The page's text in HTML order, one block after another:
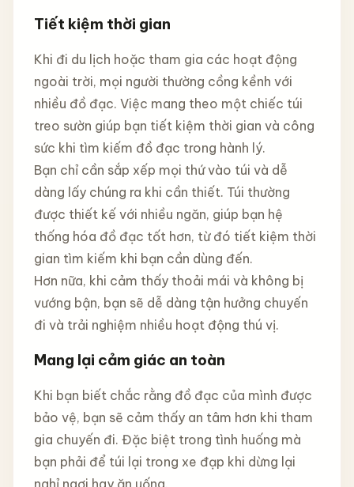
Tiết kiệm thời gian
Khi đi du lịch hoặc tham gia các hoạt động
ngoài trời, mọi người thường cồng kềnh với
nhiều đồ đạc. Việc mang theo một chiếc túi
treo sườn giúp bạn tiết kiệm thời gian và công
sức khi tìm kiếm đồ đạc trong hành lý.
Bạn chỉ cần sắp xếp mọi thứ vào túi và dễ
dàng lấy chúng ra khi cần thiết. Túi thường
được thiết kế với nhiều ngăn, giúp bạn hệ
thống hóa đồ đạc tốt hơn, từ đó tiết kiệm thời
gian tìm kiếm khi bạn cần dùng đến.
Hơn nữa, khi cảm thấy thoải mái và không bị
vướng bận, bạn sẽ dễ dàng tận hưởng chuyến
đi và trải nghiệm nhiều hoạt động thú vị.
Mang lại cảm giác an toàn
Khi bạn biết chắc rằng đồ đạc của mình được
bảo vệ, bạn sẽ cảm thấy an tâm hơn khi tham
gia chuyến đi. Đặc biệt trong tình huống mà
bạn phải để túi lại trong xe đạp khi dừng lại